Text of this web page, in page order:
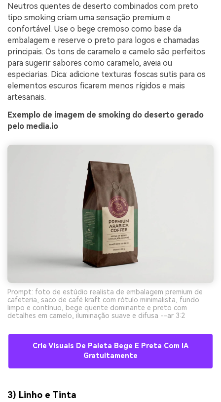
Neutros quentes de deserto combinados com preto
tipo smoking criam uma sensação premium e
confortável. Use o bege cremoso como base da
embalagem e reserve o preto para logos e chamadas
principais. Os tons de caramelo e camelo são perfeitos
para sugerir sabores como caramelo, aveia ou
especiarias. Dica: adicione texturas foscas sutis para os
elementos escuros ficarem menos rígidos e mais
artesanais.
Exemplo de imagem de smoking do deserto gerado
pelo media.io
Prompt: foto de estúdio realista de embalagem premium de
cafeteria, saco de café kraft com rótulo minimalista, fundo
limpo e contínuo, bege quente dominante e preto com
detalhes em camelo, iluminação suave e difusa --ar 3:2
Crie Visuais De Paleta Bege E Preta Com IA
Gratuitamente
3) Linho e Tinta